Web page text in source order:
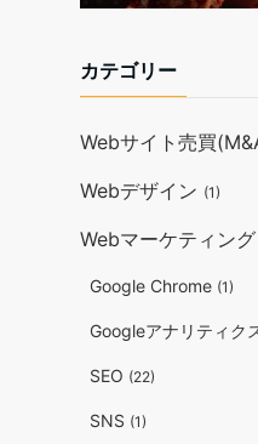
カテゴリー
Webサイト売買
Webデザイン (1)
Webマーケティング
Google Chrome (1)
Googleアナリティク
SEO (22)
SNS (1)